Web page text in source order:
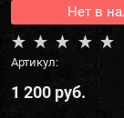
Нет в
Артикул:
1 200 руб.